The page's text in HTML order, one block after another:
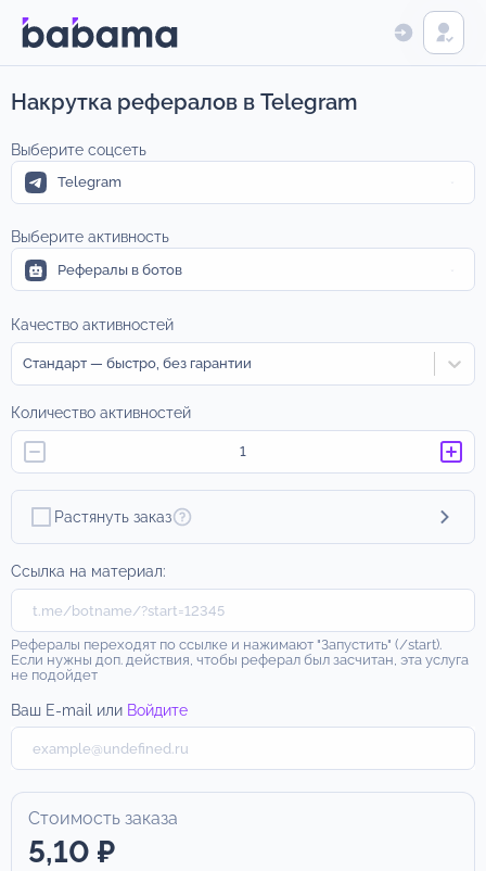
Накрутка рефералов в Telegram
Выберите соцсеть
Telegram
Выберите активность
Рефералы в ботов
Качество активностей
Стандарт — быстро, без гарантии
Количество активностей
Растянуть заказ
Ссылка на материал:
Рефералы переходят по ссылке и нажимают "Запустить" (/start).
Если нужны доп. действия, чтобы реферал был засчитан, эта услуга
не подойдет
Ваш E-mail или Войдите
Стоимость заказа
5,10 ₽